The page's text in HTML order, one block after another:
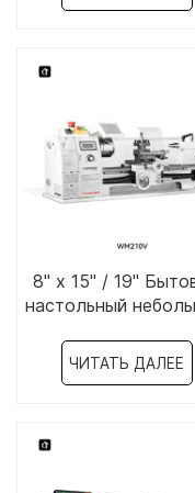
8" x 15" / 19"
настольный
WM210V /
ЧИТАТЬ ДАЛЕЕ